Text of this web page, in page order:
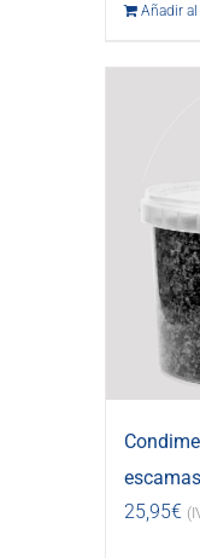
Añadir
25,95€